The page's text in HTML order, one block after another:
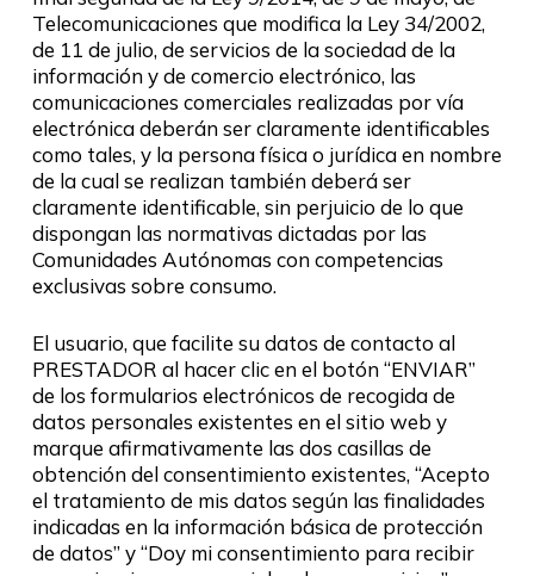
Telecomunicaciones que modifica la Ley 34/2002,
de 11 de julio, de servicios de la sociedad de la
información y de comercio electrónico, las
comunicaciones comerciales realizadas por vía
electrónica deberán ser claramente identificables
como tales, y la persona física o jurídica en nombre
de la cual se realizan también deberá ser
claramente identificable, sin perjuicio de lo que
dispongan las normativas dictadas por las
Comunidades Autónomas con competencias
exclusivas sobre consumo.
El usuario, que facilite su datos de contacto al
PRESTADOR al hacer clic en el botón “ENVIAR”
de los formularios electrónicos de recogida de
datos personales existentes en el sitio web y
marque afirmativamente las dos casillas de
obtención del consentimiento existentes, “Acepto
el tratamiento de mis datos según las finalidades
indicadas en la información básica de protección
de datos” y “Doy mi consentimiento para recibir